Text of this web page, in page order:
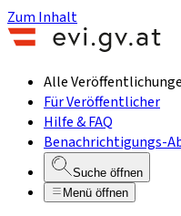
Zum Inhalt
Alle
Für Veröffentlicher
Hilfe & FAQ
Benachrichtigungs-
Suche öffnen
Menü öffnen